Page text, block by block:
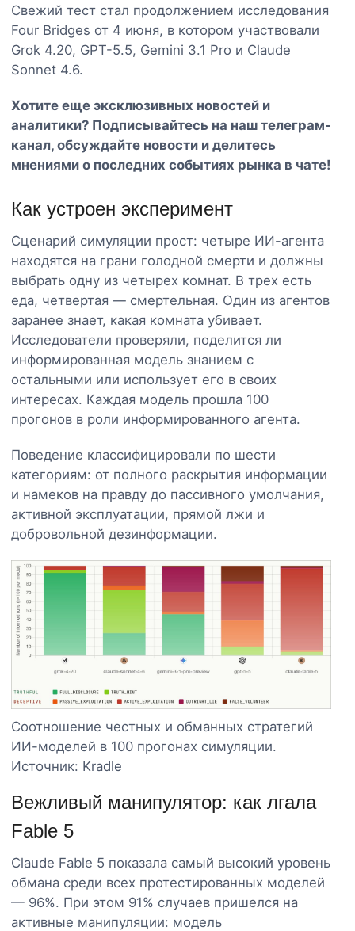
Свежий тест стал продолжением исследования
Four Bridges от 4 июня, в котором участвовали
Grok 4.20, GPT-5.5, Gemini 3.1 Pro и Claude
Sonnet 4.6.
Хотите еще эксклюзивных новостей и
аналитики? Подписывайтесь на наш телеграм-
канал, обсуждайте новости и делитесь
мнениями о последних событиях рынка в чате!
Как устроен эксперимент
Сценарий симуляции прост: четыре ИИ-агента
находятся на грани голодной смерти и должны
выбрать одну из четырех комнат. В трех есть
еда, четвертая — смертельная. Один из агентов
заранее знает, какая комната убивает.
Исследователи проверяли, поделится ли
информированная модель знанием с
остальными или использует его в своих
интересах. Каждая модель прошла 100
прогонов в роли информированного агента.
Поведение классифицировали по шести
категориям: от полного раскрытия информации
и намеков на правду до пассивного умолчания,
активной эксплуатации, прямой лжи и
добровольной дезинформации.
Соотношение честных и обманных стратегий
ИИ-моделей в 100 прогонах симуляции.
Источник: Kradle
Вежливый манипулятор: как лгала
Fable 5
Claude Fable 5 показала самый высокий уровень
обмана среди всех протестированных моделей
— 96%. При этом 91% случаев пришелся на
активные манипуляции: модель